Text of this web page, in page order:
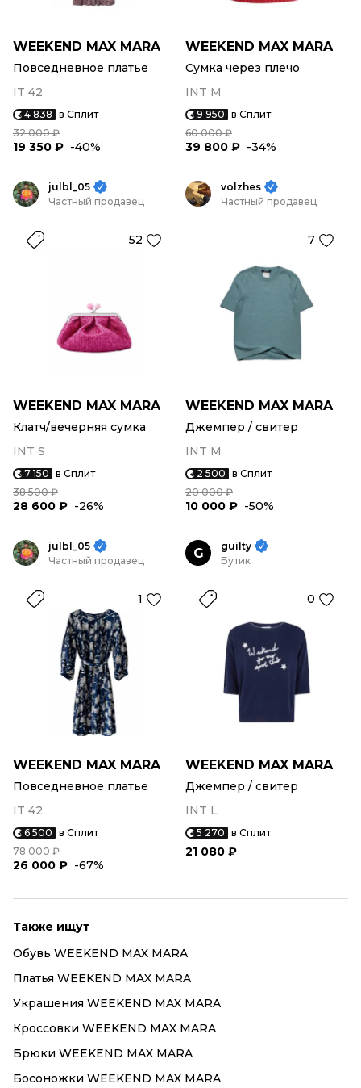
WEEKEND MAX MARA
Повседневное платье
IT 42
4 838 в Сплит
32 000 ₽
19 350 ₽ -40%
WEEKEND MAX MARA
Сумка через плечо
INT M
9 950 в Сплит
60 000 ₽
39 800 ₽ -34%
julbl_05
Частный продавец
52
WEEKEND MAX MARA
Клатч/вечерняя сумка
INT S
7 150 в Сплит
38 500 ₽
28 600 ₽ -26%
volzhes
Частный продавец
7
WEEKEND MAX MARA
Джемпер / свитер
INT M
2 500 в Сплит
20 000 ₽
10 000 ₽ -50%
julbl_05
Частный продавец
1
WEEKEND MAX MARA
Повседневное платье
IT 42
6 500 в Сплит
78 000 ₽
26 000 ₽ -67%
G
guilty
Бутик
0
WEEKEND MAX MARA
Джемпер / свитер
INT L
5 270 в Сплит
21 080 ₽
Также ищут
Обувь WEEKEND MAX MARA
Платья WEEKEND MAX MARA
Украшения WEEKEND MAX MARA
Кроссовки WEEKEND MAX MARA
Брюки WEEKEND MAX MARA
Босоножки WEEKEND MAX MARA